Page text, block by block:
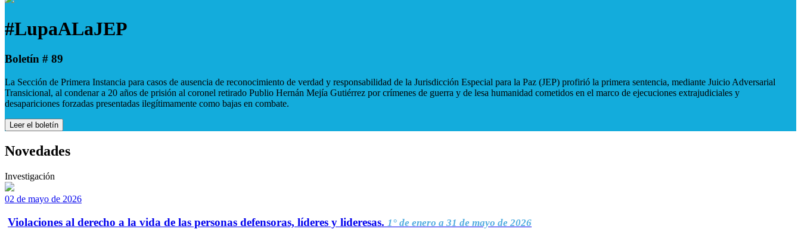
#LupaALaJEP
Boletín # 89
La Sección de Primera Instancia para casos de ausencia de reconocimiento de verdad y responsabilidad de la Jurisdicción Especial para la Paz (JEP) profirió la primera sentencia, mediante Juicio Adversarial
Transicional, al condenar a 20 años de prisión al coronel retirado Publio Hernán Mejía Gutiérrez por crímenes de guerra y de lesa humanidad cometidos en el marco de ejecuciones extrajudiciales y
desapariciones forzadas presentadas ilegítimamente como bajas en combate.
Leer el boletín
Novedades
Investigación
02 de mayo de 2026
Violaciones al derecho a la vida de las personas defensoras, líderes y lideresas. 1° de enero a 31 de mayo de 2026